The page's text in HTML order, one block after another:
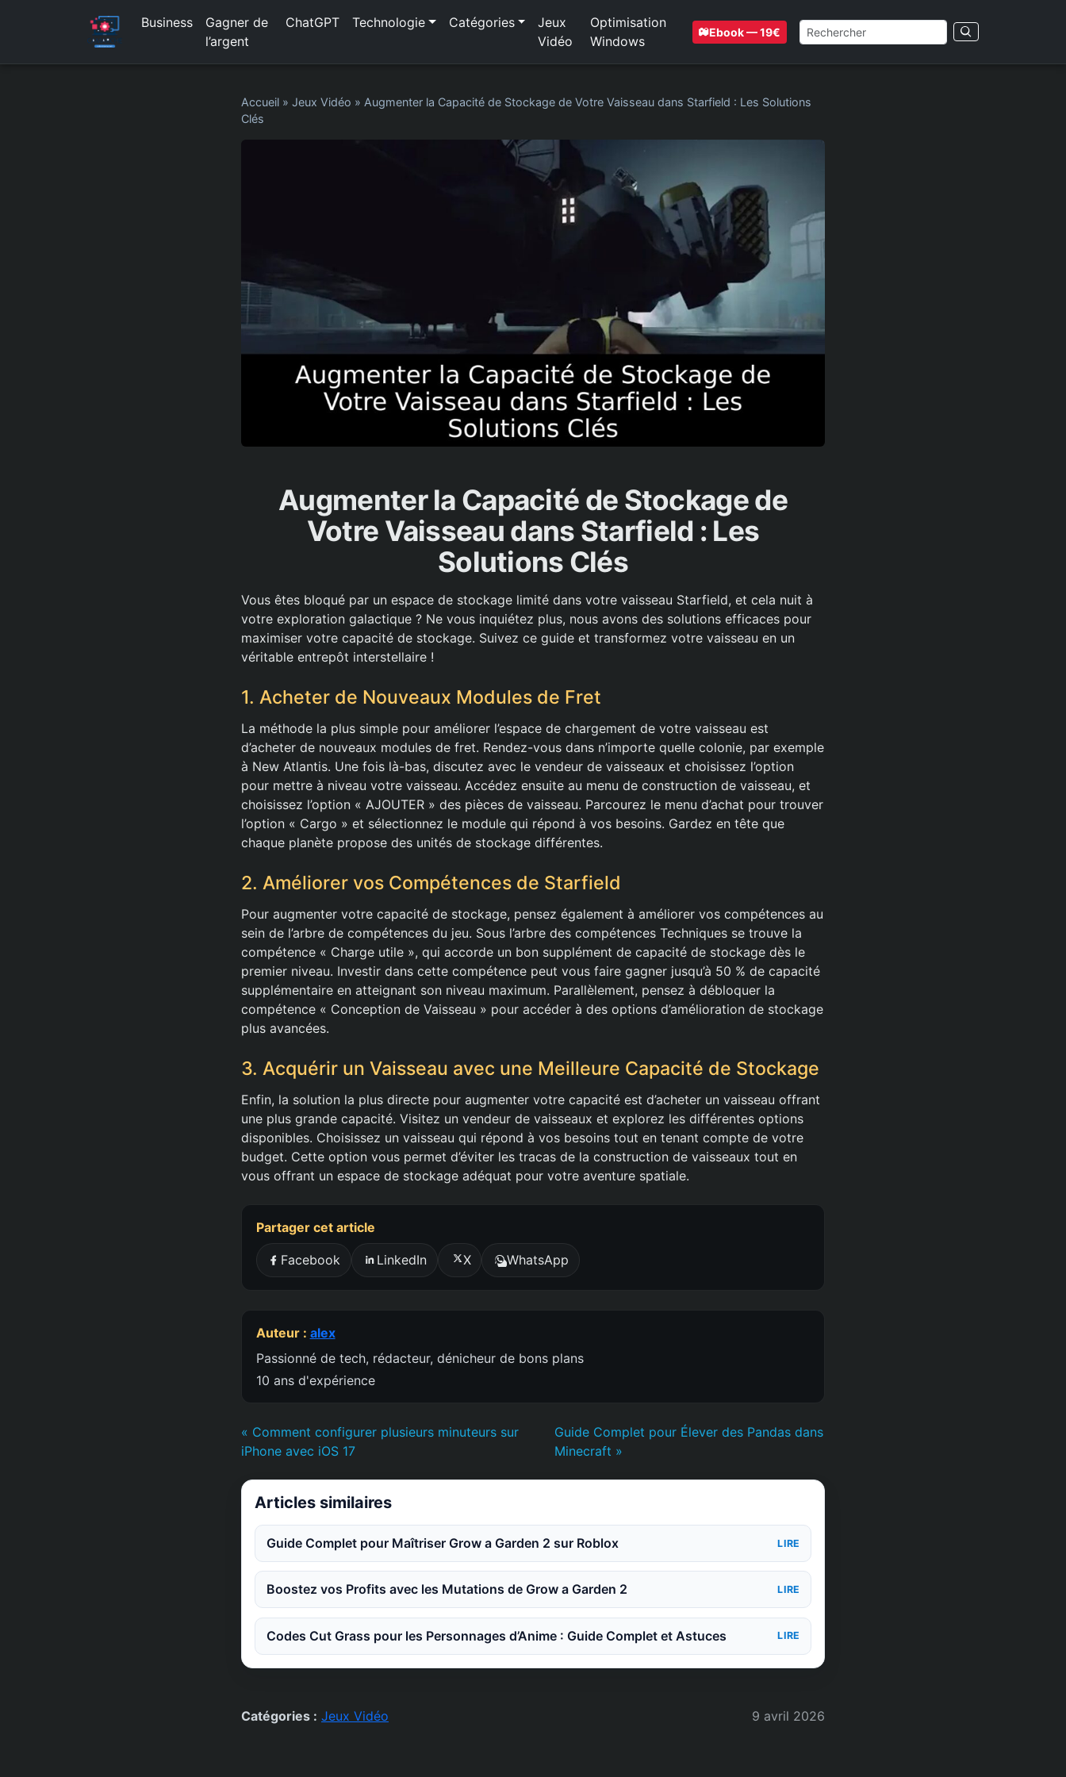
Business
Gagner de
l’argent
ChatGPT Technologie Catégories
Jeux
Vidéo
Optimisation
Windows
Ebook — 19€
Accueil » Jeux Vidéo » Augmenter la Capacité de Stockage de Votre Vaisseau dans Starfield : Les Solutions
Clés
Augmenter la Capacité de Stockage de
Votre Vaisseau dans Starfield : Les
Solutions Clés
Vous êtes bloqué par un espace de stockage limité dans votre vaisseau Starfield, et cela nuit à
votre exploration galactique ? Ne vous inquiétez plus, nous avons des solutions efficaces pour
maximiser votre capacité de stockage. Suivez ce guide et transformez votre vaisseau en un
véritable entrepôt interstellaire !
1. Acheter de Nouveaux Modules de Fret
La méthode la plus simple pour améliorer l’espace de chargement de votre vaisseau est
d’acheter de nouveaux modules de fret. Rendez-vous dans n’importe quelle colonie, par exemple
à New Atlantis. Une fois là-bas, discutez avec le vendeur de vaisseaux et choisissez l’option
pour mettre à niveau votre vaisseau. Accédez ensuite au menu de construction de vaisseau, et
choisissez l’option « AJOUTER » des pièces de vaisseau. Parcourez le menu d’achat pour trouver
l’option « Cargo » et sélectionnez le module qui répond à vos besoins. Gardez en tête que
chaque planète propose des unités de stockage différentes.
2. Améliorer vos Compétences de Starfield
Pour augmenter votre capacité de stockage, pensez également à améliorer vos compétences au
sein de l’arbre de compétences du jeu. Sous l’arbre des compétences Techniques se trouve la
compétence « Charge utile », qui accorde un bon supplément de capacité de stockage dès le
premier niveau. Investir dans cette compétence peut vous faire gagner jusqu’à 50 % de capacité
supplémentaire en atteignant son niveau maximum. Parallèlement, pensez à débloquer la
compétence « Conception de Vaisseau » pour accéder à des options d’amélioration de stockage
plus avancées.
3. Acquérir un Vaisseau avec une Meilleure Capacité de Stockage
Enfin, la solution la plus directe pour augmenter votre capacité est d’acheter un vaisseau offrant
une plus grande capacité. Visitez un vendeur de vaisseaux et explorez les différentes options
disponibles. Choisissez un vaisseau qui répond à vos besoins tout en tenant compte de votre
budget. Cette option vous permet d’éviter les tracas de la construction de vaisseaux tout en
vous offrant un espace de stockage adéquat pour votre aventure spatiale.
Partager cet article
Facebook LinkedIn X WhatsApp
Auteur : alex
Passionné de tech, rédacteur, dénicheur de bons plans
10 ans d'expérience
« Comment configurer plusieurs minuteurs sur
iPhone avec iOS 17
Guide Complet pour Élever des Pandas dans
Minecraft »
Articles similaires
Guide Complet pour Maîtriser Grow a Garden 2 sur Roblox LIRE
Boostez vos Profits avec les Mutations de Grow a Garden 2 LIRE
Codes Cut Grass pour les Personnages d’Anime : Guide Complet et Astuces LIRE
Catégories : Jeux Vidéo 9 avril 2026